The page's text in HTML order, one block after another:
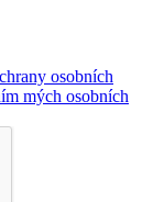
osobních
mých osobních